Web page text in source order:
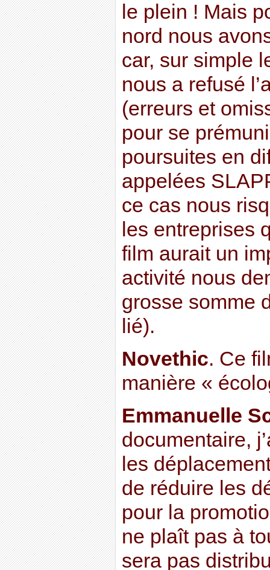
le plein ! Mais
nord nous
car, sur simple
nous a refusé
(erreurs et
pour se
poursuites en
appelées
ce cas nous
les entreprises
film aurait un
activité nous
grosse somme
lié).
Novethic. Ce
manière «
Emmanuelle
documentaire,
les
de réduire les
pour la
ne plaît pas à
sera pas